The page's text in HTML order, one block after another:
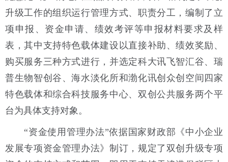
升级工作的组织运行管理方式、职责分工，编制了立
项申报、资金申请、绩效考评等申报材料要求及样
表，其中支持特色载体建设以直接补助、绩效奖励、
购买服务三种方式进行，并选定科大讯飞智汇谷、瑞
普生物智创谷、海水淡化所和渤化讯创众创空间四家
特色载体和综合科技服务中心、双创公共服务两个平
台为具体支持对象。
“资金使用管理办法”依据国家财政部《中小企业
发展专项资金管理办法》制订，规定了双创升级专项